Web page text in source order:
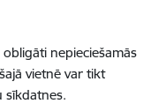
nepieciešamās
vietnē var tikt
sīkdatnes.